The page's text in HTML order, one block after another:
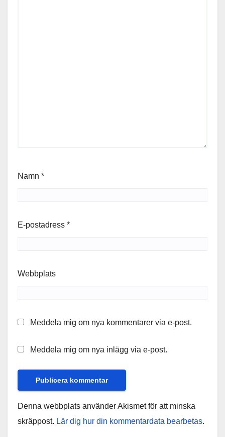
Namn *
E-postadress *
Webbplats
Meddela mig om nya kommentarer via e-post.
Meddela mig om nya inlägg via e-post.
Denna webbplats använder Akismet för att minska
skräppost. Lär dig hur din kommentardata bearbetas.